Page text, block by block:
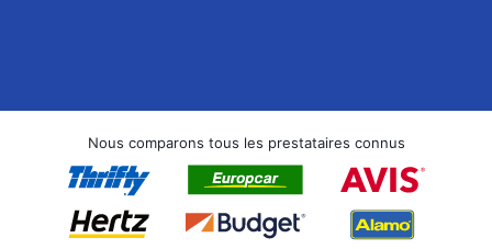
Nous comparons tous les prestataires connus